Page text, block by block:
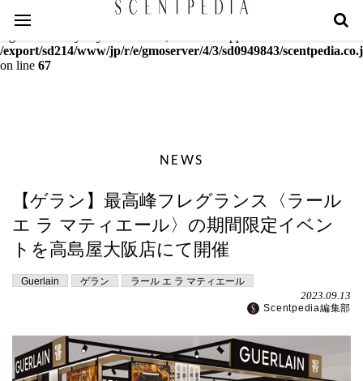
Warning
: mcrypt_decrypt(): Key of size 18 not supported by this
/export/sd214/www/jp/r/e/gmoserver/4/3/sd0949843/
on line 67
NEWS
【ゲラン】最高峰フレグランス〈ラール
エ ラ マティエール〉の期間限定イベン
トを高島屋大阪店にて開催
Guerlain ゲラン ラール エ ラ マティエール
2023.09.13
Scentpedia編集部